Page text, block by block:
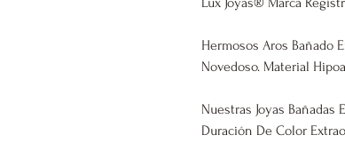
Hermosos Aros Bañado
Novedoso. Material
Nuestras Joyas
Duración De Color